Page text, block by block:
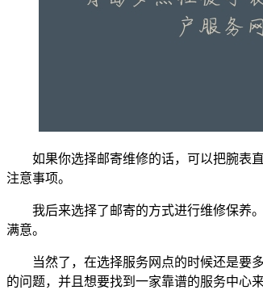
如果你选择邮寄维修的话，可以把腕表
注意事项。
我后来选择了邮寄的方式进行维修保养
满意。
当然了，在选择服务网点的时候还是要
的问题，并且想要找到一家靠谱的服务中心